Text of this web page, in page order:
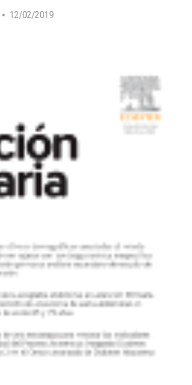
12/02/2019